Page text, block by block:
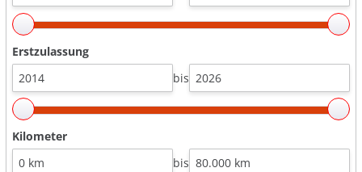
Erstzulassung
bis
Kilometer
bis